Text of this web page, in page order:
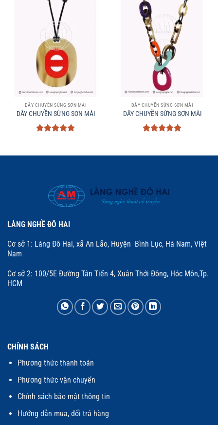
DÂY CHUYỀN SỪNG SƠN MÀI
DÂY CHUYỀN SỪNG SƠN MÀI
sao
DÂY CHUYỀN SỪNG SƠN MÀI
DÂY CHUYỀN SỪNG SƠN MÀI
sao
LÀNG NGHỀ ĐÔ HAI
Cơ sở 1: Làng Đô Hai, xã An Lão, Huyện Bình Lục, Hà Nam, Việt
Nam
Cơ sở 2: 100/5E Đường Tân Tiến 4, Xuân Thới Đông, Hóc Môn,Tp.
HCM
CHÍNH SÁCH
Phương thức thanh toán
Phương thức vận chuyển
Chính sách bảo mật thông tin
Hướng dẫn mua, đổi trả hàng